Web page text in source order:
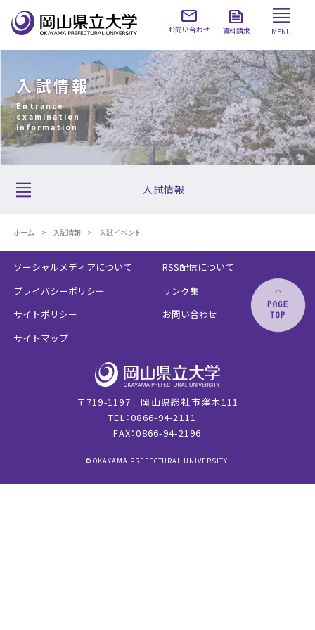
お問い合わせ 資料請求 MENU
入試情報
Entrance
examination
information
入試情報
ホーム 入試情報 入試イベント
ソーシャルメディアについて
プライバシーポリシー
サイトポリシー
サイトマップ
RSS配信について
リンク集
お問い合わせ
〒719-1197 岡山県総社市窪木111
TEL：0866-94-2111
FAX：0866-94-2196
© OKAYAMA PREFECTURAL UNIVERSITY.